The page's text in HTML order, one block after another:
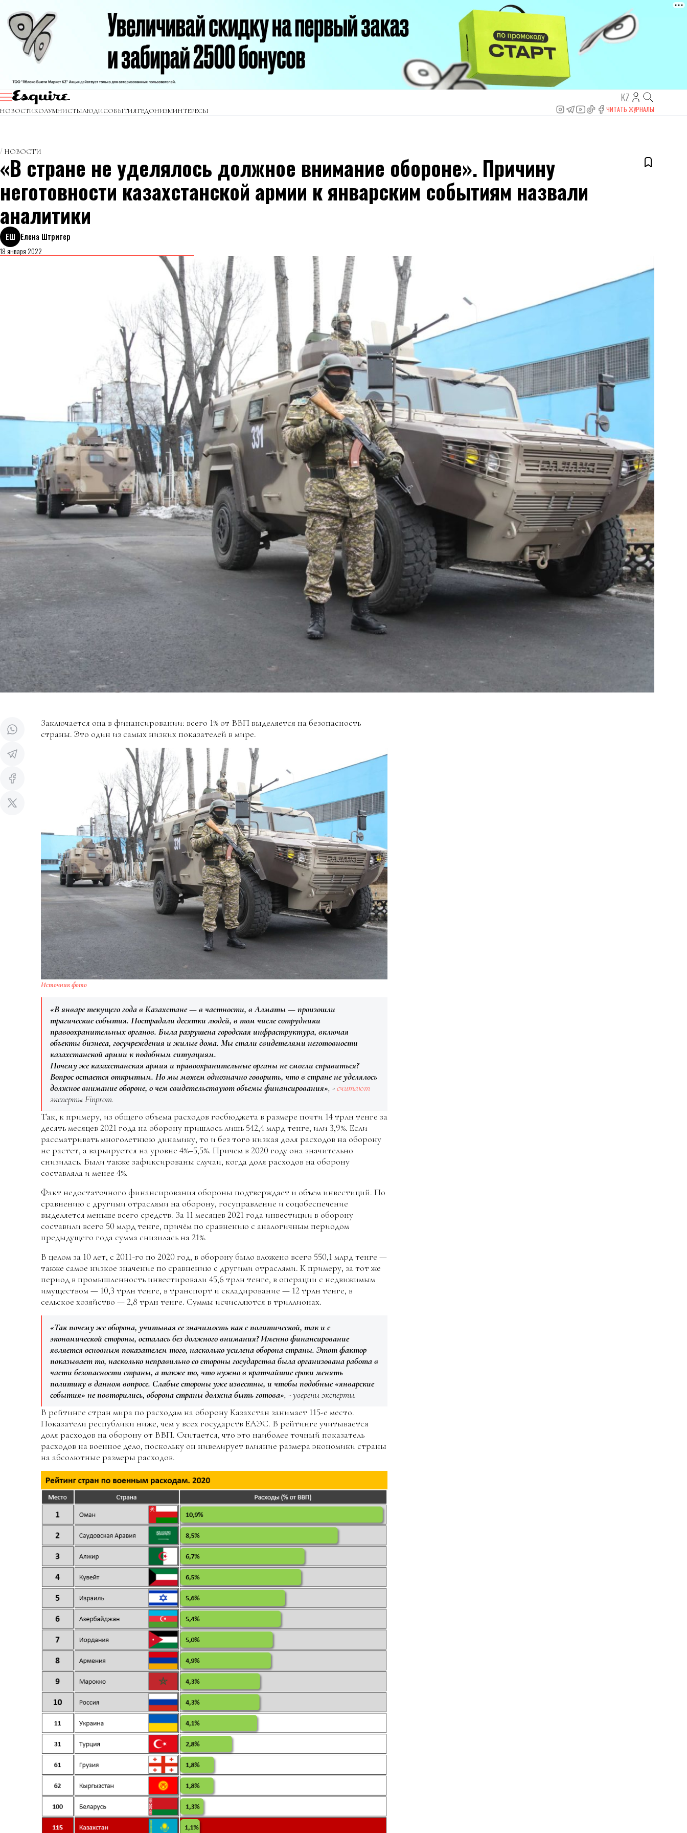
KZ
НОВОСТИКОЛУМНИСТЫЛЮДИСОБЫТИЯГЕДОНИЗМИНТЕРЕСЫ ЧИТАТЬ ЖУРНАЛЫ
НОВОСТИ
«В стране не уделялось должное внимание обороне». Причину
неготовности казахстанской армии к январским событиям назвали
аналитики
ЕШ Елена Штритер
18 января 2022
Заключается она в финансировании: всего 1% от ВВП выделяется на безопасность
страны. Это один из самых низких показателей в мире.
Источник фото
«В январе текущего года в Казахстане — в частности, в Алматы — произошли
трагические события. Пострадали десятки людей, в том числе сотрудники
правоохранительных органов. Была разрушена городская инфраструктура, включая
объекты бизнеса, госучреждения и жилые дома. Мы стали свидетелями неготовности
казахстанской армии к подобным ситуациям.
Почему же казахстанская армия и правоохранительные органы не смогли справиться?
Вопрос остается открытым. Но мы можем однозначно говорить, что в стране не уделялось
должное внимание обороне, о чем свидетельствуют объемы финансирования», -считают
эксперты Finprom.
Так, к примеру, из общего объема расходов госбюджета в размере почти 14 трлн тенге за
десять месяцев 2021 года на оборону пришлось лишь 542,4 млрд тенге, или 3,9%. Если
рассматривать многолетнюю динамику, то и без того низкая доля расходов на оборону
не растет, а варьируется на уровне 4%–5,5%. Причем в 2020 году она значительно
снизилась. Были также зафиксированы случаи, когда доля расходов на оборону
составляла и менее 4%.
Факт недостаточного финансирования обороны подтверждает и объем инвестиций. По
сравнению с другими отраслями на оборону, госуправление и соцобеспечение
выделяется меньше всего средств. За 11 месяцев 2021 года инвестиции в оборону
составили всего 50 млрд тенге, причём по сравнению с аналогичным периодом
предыдущего года сумма снизилась на 21%.
В целом за 10 лет, с 2011-го по 2020 год, в оборону было вложено всего 550,1 млрд тенге —
также самое низкое значение по сравнению с другими отраслями. К примеру, за тот же
период в промышленность инвестировали 45,6 трлн тенге, в операции с недвижимым
имуществом — 10,3 трлн тенге, в транспорт и складирование — 12 трлн тенге, в
сельское хозяйство — 2,8 трлн тенге. Суммы исчисляются в триллионах.
«Так почему же оборона, учитывая ее значимость как с политической, так и с
экономической стороны, осталась без должного внимания? Именно финансирование
является основным показателем того, насколько усилена оборона страны. Этот фактор
показывает то, насколько неправильно со стороны государства была организована работа в
части безопасности страны, а также то, что нужно в кратчайшие сроки менять
политику в данном вопросе. Слабые стороны уже известны, и чтобы подобные «январские
события» не повторились, оборона страны должна быть готова», - уверены эксперты.
В рейтинге стран мира по расходам на оборону Казахстан занимает 115-е место.
Показатели республики ниже, чем у всех государств ЕАЭС. В рейтинге учитывается
доля расходов на оборону от ВВП. Считается, что это наиболее точный показатель
расходов на военное дело, поскольку он нивелирует влияние размера экономики страны
на абсолютные размеры расходов.